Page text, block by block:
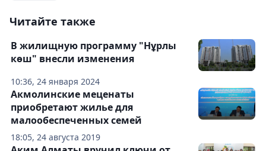
Читайте также
10:36, 24 января 2024
В жилищную программу "Нұрлы
көш" внесли изменения
18:05, 24 августа 2019
Акмолинские меценаты
приобретают жилье для
малообеспеченных семей